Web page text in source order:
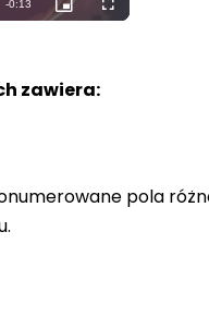
zawiera:
pola